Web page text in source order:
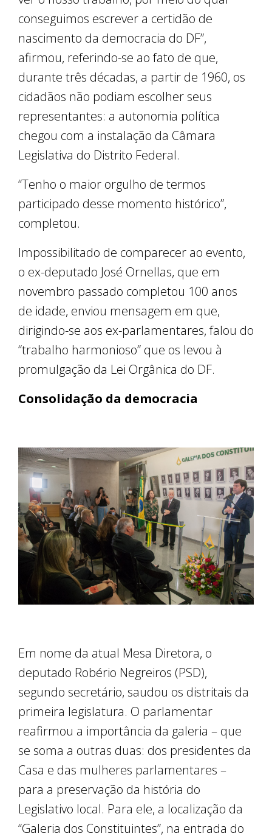
conseguimos escrever a certidão de
nascimento da democracia do DF”,
afirmou, referindo-se ao fato de que,
durante três décadas, a partir de 1960, os
cidadãos não podiam escolher seus
representantes: a autonomia política
chegou com a instalação da Câmara
Legislativa do Distrito Federal.
“Tenho o maior orgulho de termos
participado desse momento histórico”,
completou.
Impossibilitado de comparecer ao evento,
o ex-deputado José Ornellas, que em
novembro passado completou 100 anos
de idade, enviou mensagem em que,
dirigindo-se aos ex-parlamentares, falou do
“trabalho harmonioso” que os levou à
promulgação da Lei Orgânica do DF.
Consolidação da democracia
Em nome da atual Mesa Diretora, o
deputado Robério Negreiros (PSD),
segundo secretário, saudou os distritais da
primeira legislatura. O parlamentar
reafirmou a importância da galeria – que
se soma a outras duas: dos presidentes da
Casa e das mulheres parlamentares –
para a preservação da história do
Legislativo local. Para ele, a localização da
“Galeria dos Constituintes”, na entrada do